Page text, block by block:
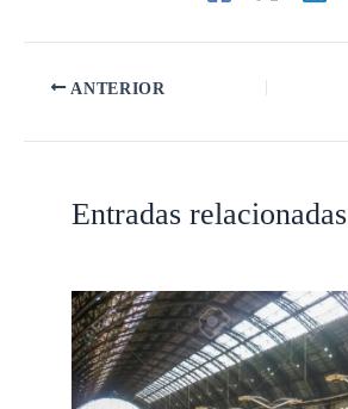
ANTERIOR
Entradas relacionadas